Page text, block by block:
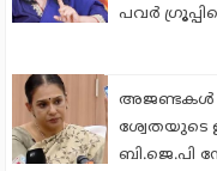
പവര്‍
അജണ്ടകള്‍
ശ്വേതയുടെ
ബി.ജെ.പി